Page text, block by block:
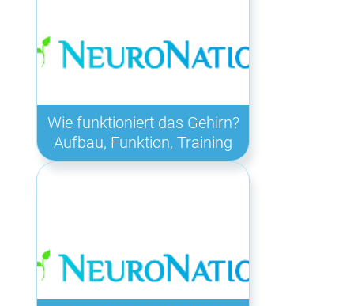
Wie funktioniert das Gehirn?
Aufbau, Funktion, Training